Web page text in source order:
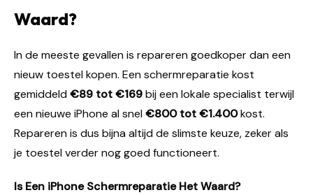
Waard?
In de meeste gevallen is repareren goedkoper dan een
nieuw toestel kopen. Een schermreparatie kost
gemiddeld€89 tot €169bij een lokale specialist terwijl
een nieuwe iPhone al snel€800 tot €1.400kost.
Repareren is dus bijna altijd de slimste keuze, zeker als
je toestel verder nog goed functioneert.
Is Een iPhone Schermreparatie Het Waard?